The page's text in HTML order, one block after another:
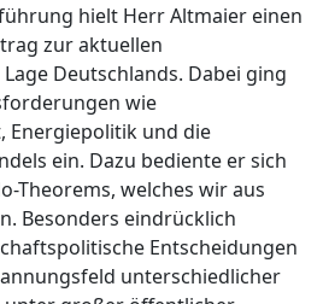
hielt Herr Altmaier einen
zur aktuellen
Deutschlands. Dabei ging
wie
Energiepolitik und die
ein. Dazu bediente er sich
Theorems, welches wir aus
Besonders eindrücklich
Entscheidungen
unterschiedlicher